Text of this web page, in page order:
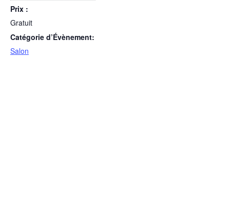
Prix :
Gratuit
Catégorie d’Évènement:
Salon